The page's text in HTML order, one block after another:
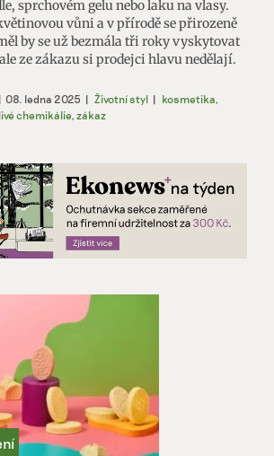
sprchovém gelu nebo laku na vlasy.
vůni a v přírodě se přirozeně
by se už bezmála tři roky vyskytovat
ze zákazu si prodejci hlavu nedělají.
| 08. ledna 2025 | Životní styl | kosmetika,
chemikálie, zákaz